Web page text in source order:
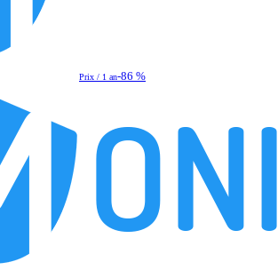
Prix / 1 an-86 %